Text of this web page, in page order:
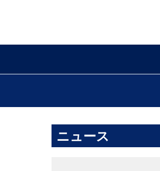
ニュース